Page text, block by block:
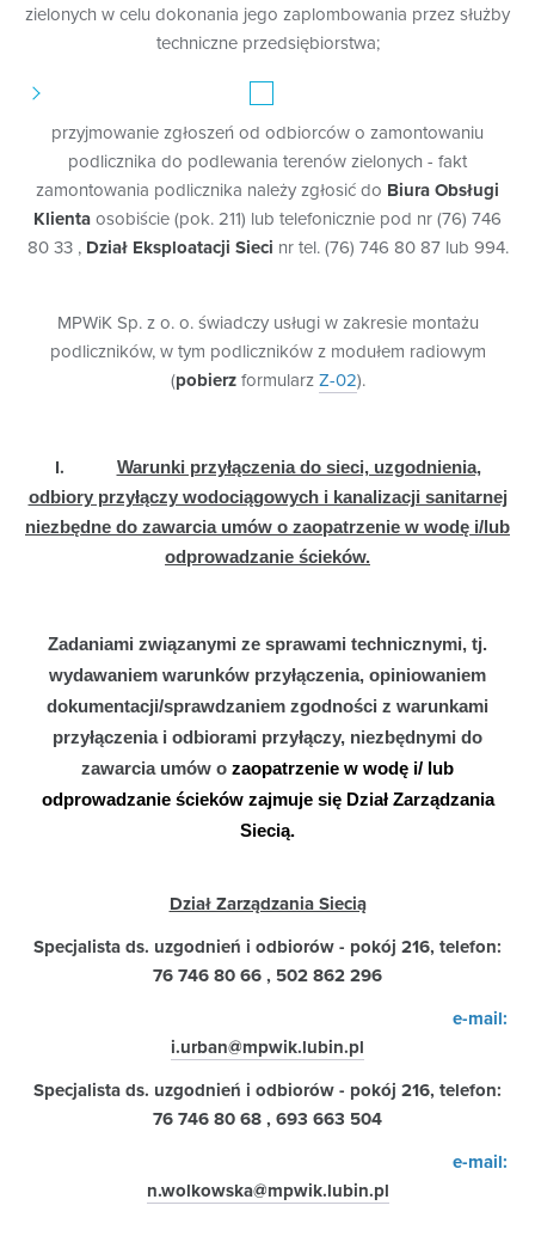
zielonych w celu dokonania jego zaplombowania przez służby
techniczne przedsiębiorstwa;
przyjmowanie zgłoszeń od odbiorców o zamontowaniu
podlicznika do podlewania terenów zielonych - fakt
zamontowania podlicznika należy zgłosić do Biura Obsługi
Klienta osobiście (pok. 211) lub telefonicznie pod nr (76) 746
80 33 , Dział Eksploatacji Sieci nr tel. (76) 746 80 87 lub 994.
MPWiK Sp. z o. o. świadczy usługi w zakresie montażu
podliczników, w tym podliczników z modułem radiowym
(pobierzformularz Z-02).
I. Warunki przyłączenia do sieci, uzgodnienia,
odbiory przyłączy wodociągowych i kanalizacji sanitarnej
niezbędne do zawarcia umów o zaopatrzenie w wodę i/lub
odprowadzanie ścieków.
Zadaniami związanymi ze sprawami technicznymi, tj.
wydawaniem warunków przyłączenia, opiniowaniem
dokumentacji/sprawdzaniem zgodności z warunkami
przyłączenia i odbiorami przyłączy, niezbędnymi do
zawarcia umów o zaopatrzenie w wodę i/ lub
odprowadzanie ścieków zajmuje się Dział Zarządzania
Siecią.
Dział Zarządzania Siecią
Specjalista ds. uzgodnień i odbiorów - pokój 216, telefon:
76 746 80 66 , 502 862 296
e-mail:
i.urban@mpwik.lubin.pl
Specjalista ds. uzgodnień i odbiorów - pokój 216, telefon:
76 746 80 68 , 693 663 504
e-mail:
n.wolkowska@mpwik.lubin.pl